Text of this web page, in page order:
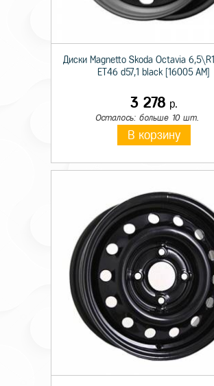
Диски Magnetto Skoda Octavia
ET46 d57,1 black [16005 AM]
3 278 р.
Осталось: больше 10 шт.
В корзину